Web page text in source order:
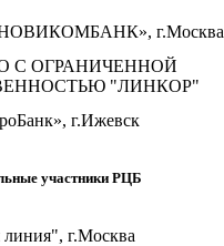
г.Москва
С ОГРАНИЧЕННОЙ
"ЛИНКОР"
г.Ижевск
участники РЦБ
г.Москва